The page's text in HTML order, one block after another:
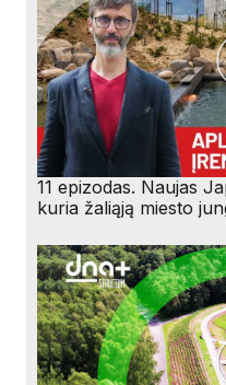
11 epizodas. Naujas
kuria žaliąją miesto